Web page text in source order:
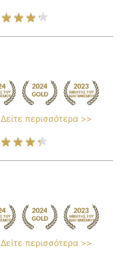
Δείτε περισσότερα >>
Δείτε περισσότερα >>